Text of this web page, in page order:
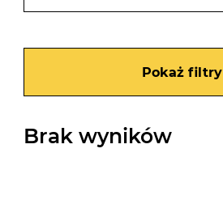
Pokaż filtry
Brak wyników